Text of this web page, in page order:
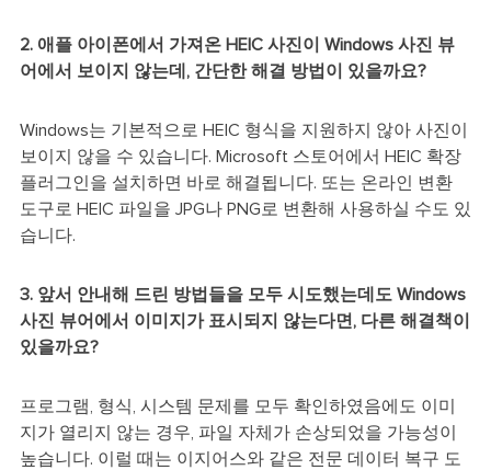
2. 애플 아이폰에서 가져온 HEIC 사진이 Windows 사진 뷰
어에서 보이지 않는데, 간단한 해결 방법이 있을까요?
Windows는 기본적으로 HEIC 형식을 지원하지 않아 사진이
보이지 않을 수 있습니다. Microsoft 스토어에서 HEIC 확장
플러그인을 설치하면 바로 해결됩니다. 또는 온라인 변환
도구로 HEIC 파일을 JPG나 PNG로 변환해 사용하실 수도 있
습니다.
3. 앞서 안내해 드린 방법들을 모두 시도했는데도 Windows
사진 뷰어에서 이미지가 표시되지 않는다면, 다른 해결책이
있을까요?
프로그램, 형식, 시스템 문제를 모두 확인하였음에도 이미
지가 열리지 않는 경우, 파일 자체가 손상되었을 가능성이
높습니다. 이럴 때는 이지어스와 같은 전문 데이터 복구 도